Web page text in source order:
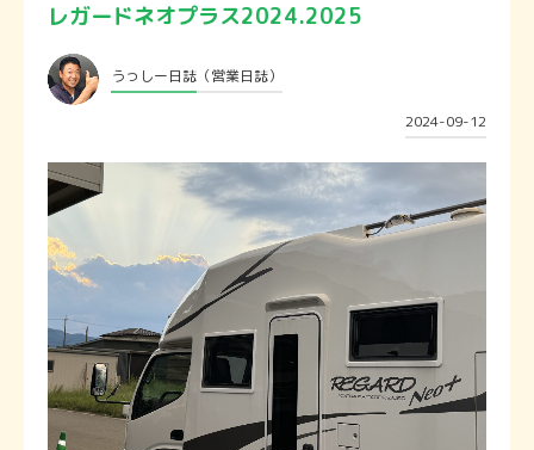
レガードネオプラス2024.2025
うっしー日誌 （営業日誌）
2024-09-12